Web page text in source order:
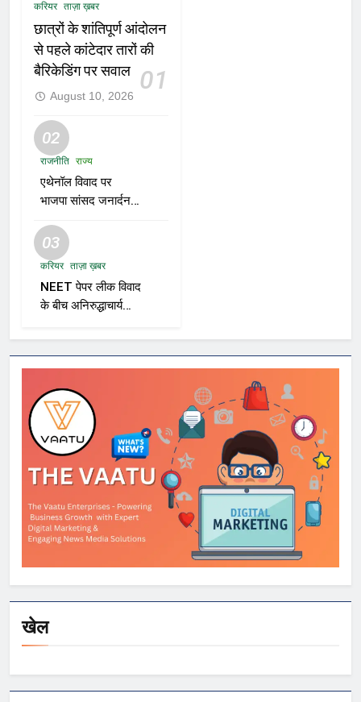
करियर ताज़ा ख़बर
छात्रों के शांतिपूर्ण आंदोलन
से पहले कांटेदार तारों की
बैरिकेडिंग पर सवाल
01
August 10, 2026
02
राजनीति राज्य
एथेनॉल विवाद पर
भाजपा सांसद जनार्दन
पेट्रोल तुम्हारे बाप के घर
से आएगा?”
03
करियर ताज़ा ख़बर
NEET पेपर लीक विवाद
के बीच अनिरुद्धाचार्य
सरकार पर साधा
खेल